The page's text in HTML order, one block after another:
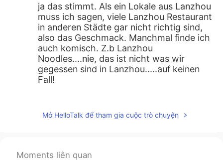
ja das stimmt. Als ein Lokale aus Lanzhou
muss ich sagen, viele Lanzhou Restaurant
in anderen Städte gar nicht richtig sind,
also das Geschmack. Manchmal finde ich
auch komisch. Z.b Lanzhou
Noodles....nie, das ist nicht was wir
gegessen sind in Lanzhou.....auf keinen
Fall!
CN DE
Mở HelloTalk để tham gia cuộc trò chuyện
Moments liên quan